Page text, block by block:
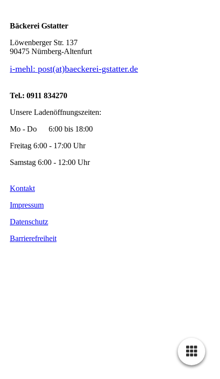
Bäckerei Gstatter
Löwenberger Str. 137
90475 Nürnberg-Altenfurt
i-mehl: post(at)baeckerei-gstatter.de
Tel.: 0911 834270
Unsere Ladenöffnungszeiten:
Mo - Do 6:00 bis 18:00
Freitag 6:00 - 17:00 Uhr
Samstag 6:00 - 12:00 Uhr
Kontakt
Impressum
Datenschutz
Barrierefreiheit